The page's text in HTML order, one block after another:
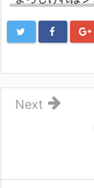
ィ
ン
ド
開
Next